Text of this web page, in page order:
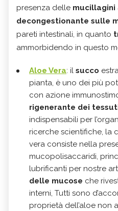
presenza delle mucillagini
decongestionante sulle
pareti intestinali, in quanto
ammorbidendo in questo
Aloe Vera: il succo
pianta, è uno dei più
con azione
rigenerante dei
indispensabili per
ricerche scientifiche, la
vera consiste nella
mucopolisaccaridi,
lubrificanti per nostre
delle mucose che
interni, Tutti sono
proprietà dell’aloe non